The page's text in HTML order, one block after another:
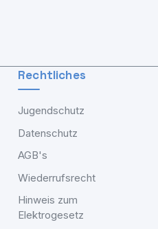
Rechtliches
Jugendschutz
Datenschutz
AGB's
Wiederrufsrecht
Hinweis zum
Elektrogesetz